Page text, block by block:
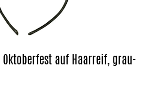
auf Haarreif, grau-